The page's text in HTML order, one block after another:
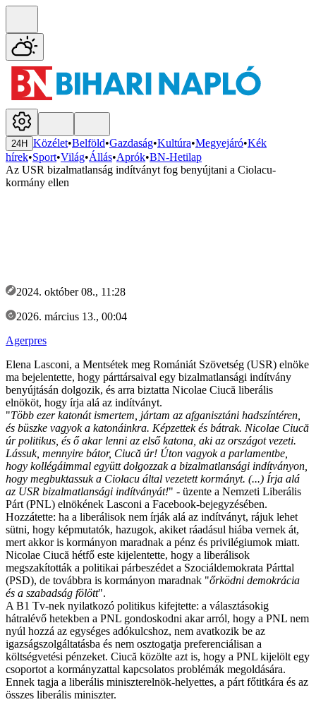
24H Közélet•Belföld•Gazdaság•Kultúra•Megyejáró•Kék
hírek•Sport•Világ•Állás•Aprók•BN-Hetilap
Az USR bizalmatlanság indítványt fog benyújtani a Ciolacu-
kormány ellen
2024. október 08., 11:28
2026. március 13., 00:04
Agerpres
Elena Lasconi, a Mentsétek meg Romániát Szövetség (USR) elnöke
ma bejelentette, hogy párttársaival egy bizalmatlansági indítvány
benyújtásán dolgozik, és arra biztatta Nicolae Ciucă liberális
elnököt, hogy írja alá az indítványt.
"Több ezer katonát ismertem, jártam az afganisztáni hadszíntéren,
és büszke vagyok a katonáinkra. Képzettek és bátrak. Nicolae Ciucă
úr politikus, és ő akar lenni az első katona, aki az országot vezeti.
Lássuk, mennyire bátor, Ciucă úr! Úton vagyok a parlamentbe,
hogy kollégáimmal együtt dolgozzak a bizalmatlansági indítványon,
hogy megbuktassuk a Ciolacu által vezetett kormányt. (...) Írja alá
az USR bizalmatlansági indítványát!" - üzente a Nemzeti Liberális
Párt (PNL) elnökének Lasconi a Facebook-bejegyzésében.
Hozzátette: ha a liberálisok nem írják alá az indítványt, rájuk lehet
sütni, hogy képmutatók, hazugok, akiket ráadásul hiába vernek át,
mert akkor is kormányon maradnak a pénz és privilégiumok miatt.
Nicolae Ciucă hétfő este kijelentette, hogy a liberálisok
megszakították a politikai párbeszédet a Szociáldemokrata Párttal
(PSD), de továbbra is kormányon maradnak "őrködni demokrácia
és a szabadság fölött".
A B1 Tv-nek nyilatkozó politikus kifejtette: a választásokig
hátralévő hetekben a PNL gondoskodni akar arról, hogy a PNL nem
nyúl hozzá az egységes adókulcshoz, nem avatkozik be az
igazságszolgáltatásba és nem osztogatja preferenciálisan a
költségvetési pénzeket. Ciucă közölte azt is, hogy a PNL kijelölt egy
csoportot a kormányzattal kapcsolatos problémák megoldására.
Ennek tagja a liberális miniszterelnök-helyettes, a párt főtitkára és az
összes liberális miniszter.